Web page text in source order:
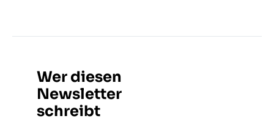
Wer diesen
Newsletter
schreibt